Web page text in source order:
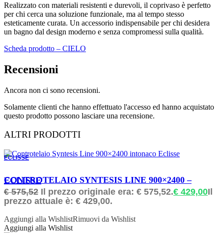
Realizzato con materiali resistenti e durevoli, il coprivaso è perfetto
per chi cerca una soluzione funzionale, ma al tempo stesso
esteticamente curata. Un accessorio indispensabile per chi desidera
un bagno dal design moderno e senza compromessi sulla qualità.
Scheda prodotto – CIELO
Recensioni
Ancora non ci sono recensioni.
Solamente clienti che hanno effettuato l'accesso ed hanno acquistato
questo prodotto possono lasciare una recensione.
ALTRI PRODOTTI
ECLISSE
ORDINABILE
CONTROTELAIO SYNTESIS LINE 900×2400 – ECLISSE
€575,52 Il prezzo originale era: € 575,52.€ 429,00Il
prezzo attuale è: € 429,00.
Aggiungi alla WishlistRimuovi da Wishlist
Aggiungi alla Wishlist